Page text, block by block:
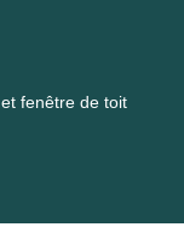
fenêtre de toit